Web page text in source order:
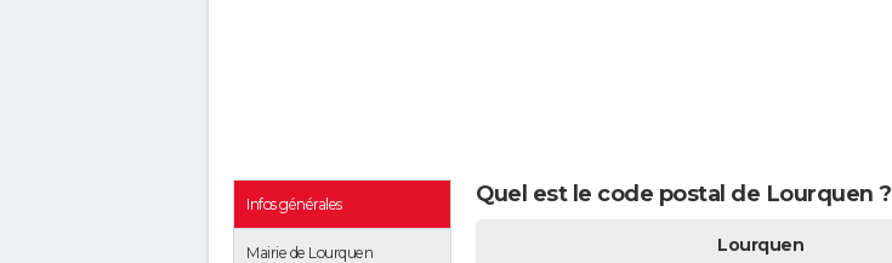
Infos générales
Mairie de Lourquen
Quel est le code postal de Lourquen ?
Lourquen